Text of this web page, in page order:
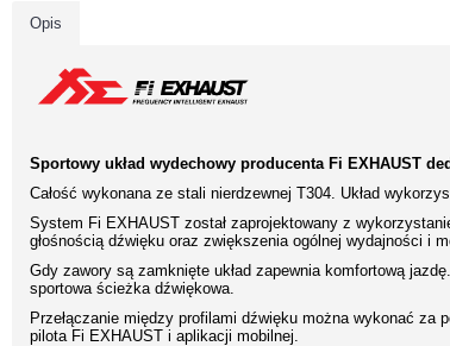
Opis
Sportowy układ wydechowy producenta Fi EXHAUST
Całość wykonana ze stali nierdzewnej T304. Układ
System Fi EXHAUST został zaprojektowany z
głośnością dźwięku oraz zwiększenia ogólnej wydajności i
Gdy zawory są zamknięte układ zapewnia komfortową
sportowa ścieżka dźwiękowa.
Przełączanie między profilami dźwięku można wykonać
pilota Fi EXHAUST i aplikacji mobilnej.